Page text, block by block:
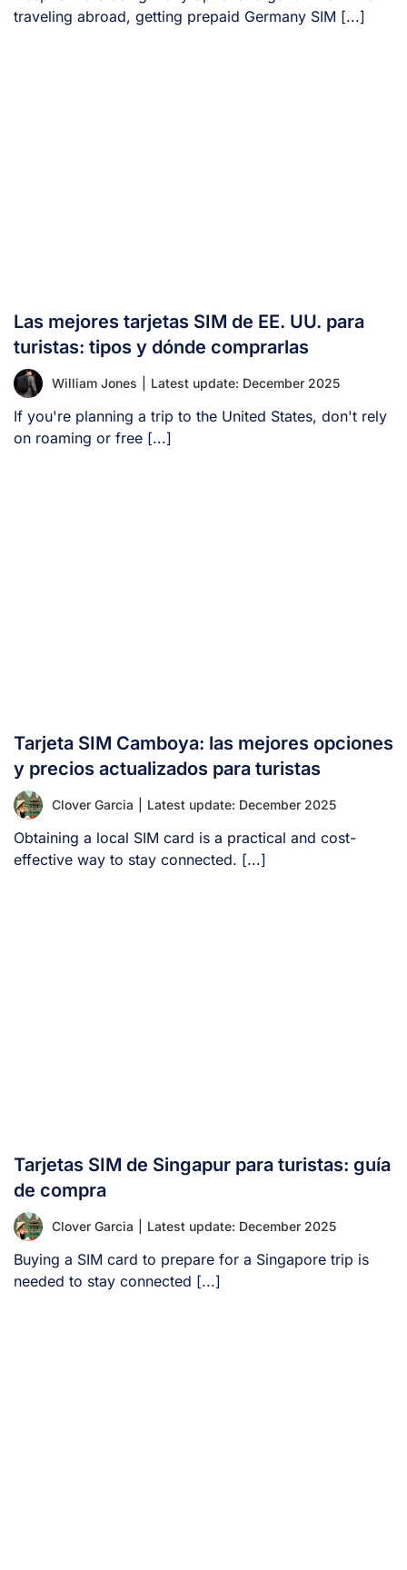
traveling abroad, getting prepaid Germany SIM [...]
Las mejores tarjetas SIM de EE. UU. para
turistas: tipos y dónde comprarlas
William Jones Latest update: December 2025
If you're planning a trip to the United States, don't rely
on roaming or free [...]
Tarjeta SIM Camboya: las mejores opciones
y precios actualizados para turistas
Clover Garcia Latest update: December 2025
Obtaining a local SIM card is a practical and cost-
effective way to stay connected. [...]
Tarjetas SIM de Singapur para turistas: guía
de compra
Clover Garcia Latest update: December 2025
Buying a SIM card to prepare for a Singapore trip is
needed to stay connected [...]